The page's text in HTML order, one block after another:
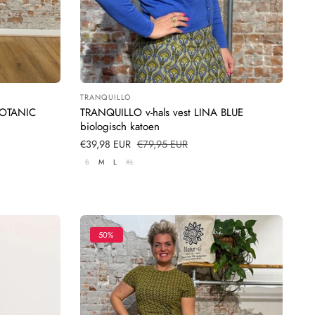
Leverancier:
TRANQUILLO
TRANQUILLO v-hals vest LINA BLUE
biologisch katoen
Verkoopprijs
€39,98 EUR Normale
€79,95 EUR
S M L XL
50%